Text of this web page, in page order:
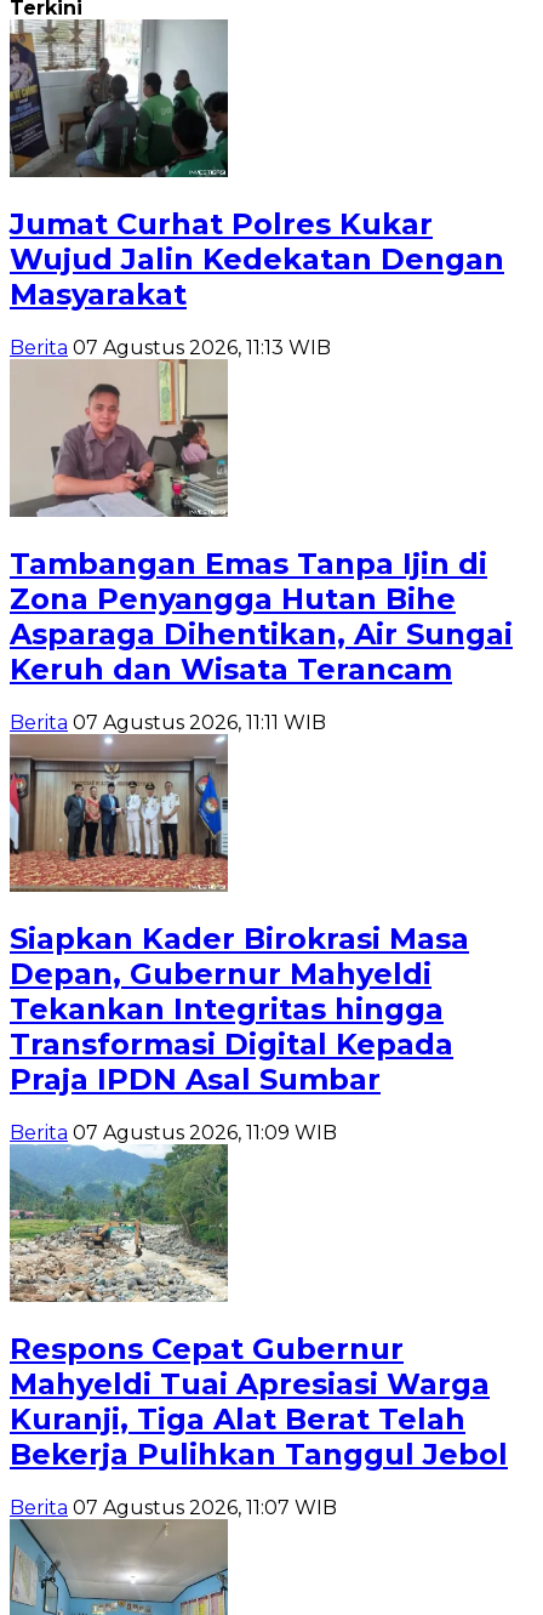
Terkini
Jumat Curhat Polres Kukar
Wujud Jalin Kedekatan Dengan
Masyarakat
Berita 07 Agustus 2026, 11:13 WIB
Tambangan Emas Tanpa Ijin di
Zona Penyangga Hutan Bihe
Asparaga Dihentikan, Air Sungai
Keruh dan Wisata Terancam
Berita 07 Agustus 2026, 11:11 WIB
Siapkan Kader Birokrasi Masa
Depan, Gubernur Mahyeldi
Tekankan Integritas hingga
Transformasi Digital Kepada
Praja IPDN Asal Sumbar
Berita 07 Agustus 2026, 11:09 WIB
Respons Cepat Gubernur
Mahyeldi Tuai Apresiasi Warga
Kuranji, Tiga Alat Berat Telah
Bekerja Pulihkan Tanggul Jebol
Berita 07 Agustus 2026, 11:07 WIB